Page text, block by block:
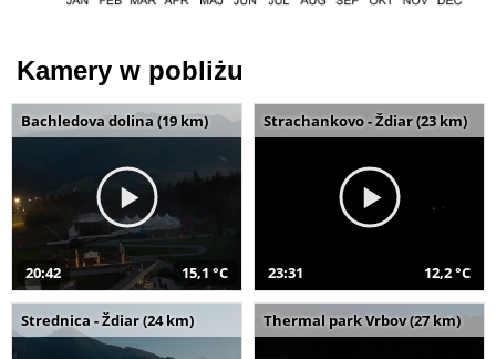
Kamery w pobliżu
Bachledova dolina (19 km)
20:42 15,1 °C
Strachankovo - Ždiar (23 km)
23:31 12,2 °C
Strednica - Ždiar (24 km) Thermal park Vrbov (27 km)